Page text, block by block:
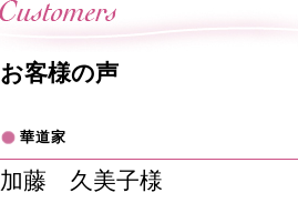
お客様の声
華道家
加藤 久美子様